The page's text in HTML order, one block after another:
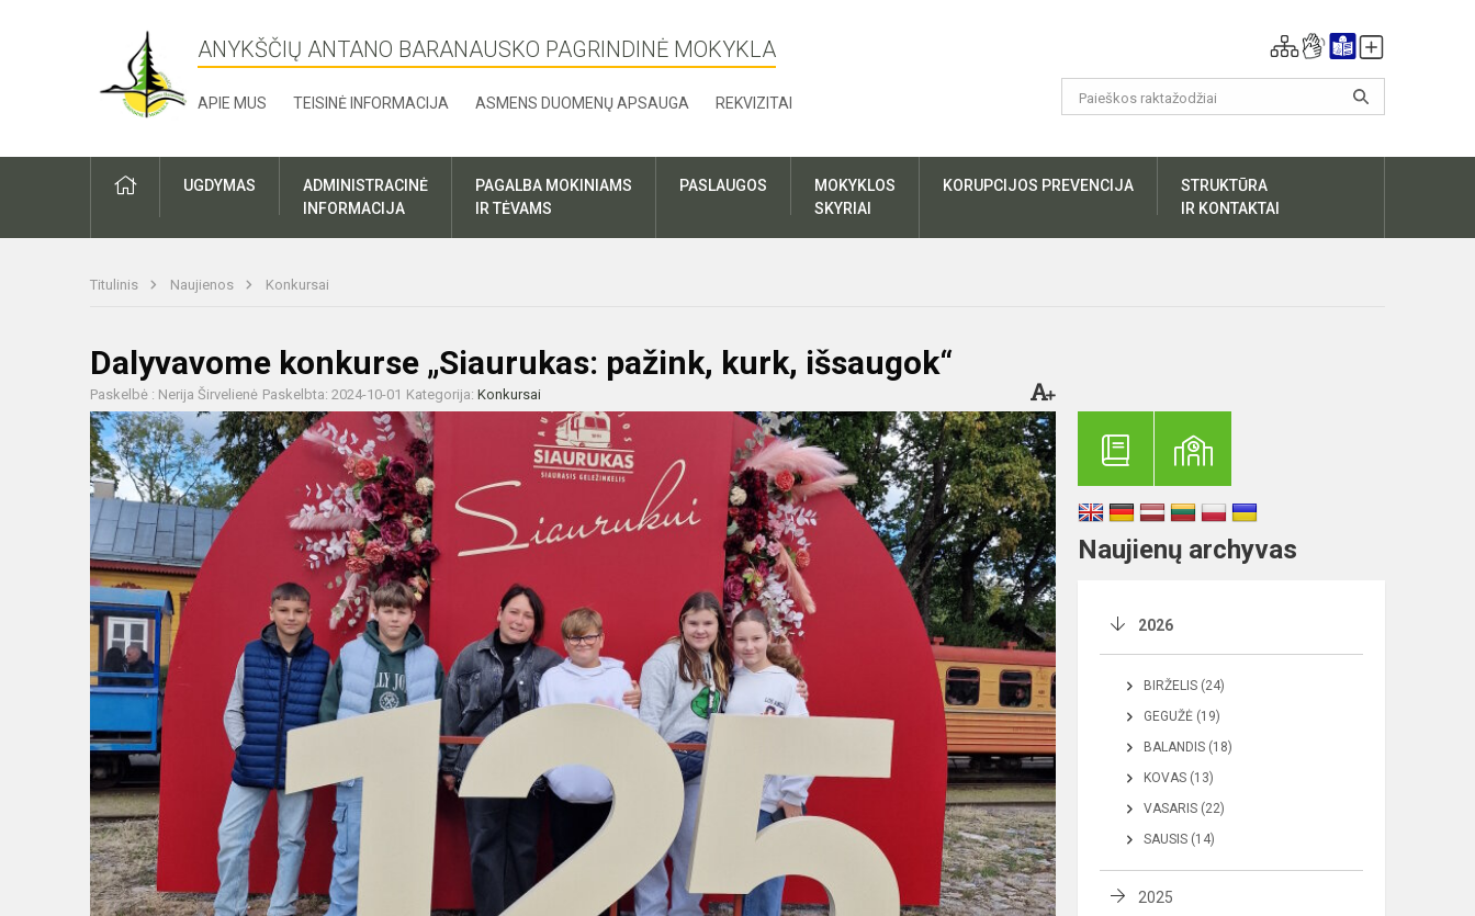
ANYKŠČIŲ ANTANO BARANAUSKO PAGRINDINĖ MOKYKLA
APIE MUS TEISINĖ INFORMACIJA ASMENS DUOMENŲ APSAUGA REKVIZITAI
UGDYMAS
ADMINISTRACINĖ
INFORMACIJA
PAGALBA MOKINIAMS
IR TĖVAMS
PASLAUGOS
MOKYKLOS
SKYRIAI
KORUPCIJOS PREVENCIJA
STRUKTŪRA
IR KONTAKTAI
Titulinis Naujienos Konkursai
Dalyvavome konkurse „Siaurukas: pažink, kurk, išsaugok“
Paskelbė : Nerija Širvelienė Paskelbta: 2024-10-01 Kategorija: Konkursai
Naujienų archyvas
2026
BIRŽELIS (24)
GEGUŽĖ (19)
BALANDIS (18)
KOVAS (13)
VASARIS (22)
SAUSIS (14)
2025